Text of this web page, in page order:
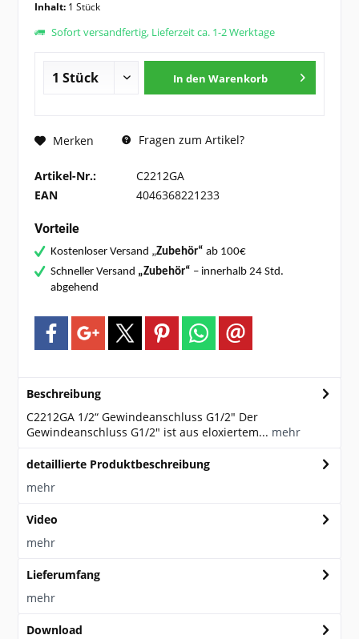
Inhalt: 1 Stück
Sofort versandfertig, Lieferzeit ca. 1-2 Werktage
In den Warenkorb
Merken Fragen zum Artikel?
Artikel-Nr.:
C2212GA
EAN
4046368221233
Vorteile
Kostenloser Versand „Zubehör“ ab 100€
Schneller Versand „Zubehör“ – innerhalb 24 Std.
abgehend
Beschreibung
C2212GA 1/2“ Gewindeanschluss G1/2" Der
Gewindeanschluss G1/2" ist aus eloxiertem... mehr
detaillierte Produktbeschreibung
mehr
Video
mehr
Lieferumfang
mehr
Download